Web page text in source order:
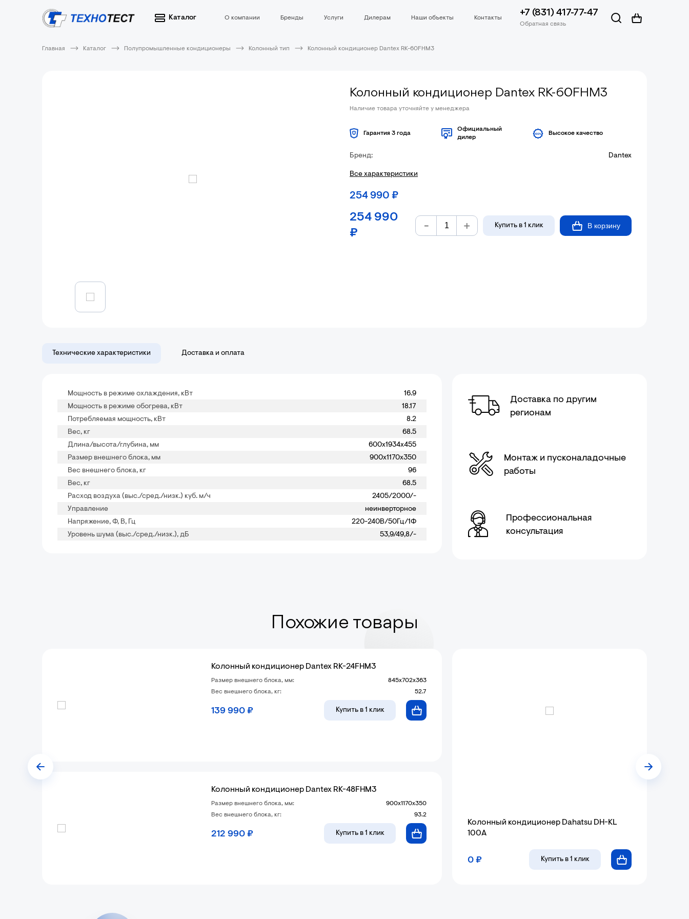
Каталог О компании Бренды Услуги Дилерам Наши объекты Контакты +7 (831) 417-77-47
Обратная связь
Главная Каталог Полупромышленные кондиционеры Колонный тип Колонный кондиционер Dantex RK-60FHM3
Колонный кондиционер Dantex RK-60FHM3
Наличие товара уточняйте у менеджера
Гарантия 3 года
Официальный
дилер
Высокое качество
Бренд: Dantex
Все характеристики
254 990 ₽
254 990
₽
Купить в 1 клик В корзину
Технические характеристики Доставка и оплата
Мощность в режиме охлаждения, кВт
16.9
Мощность в режиме обогрева, кВт
18.17
Потребляемая мощность, кВт
8.2
Вес, кг
68.5
Длина/высота/глубина, мм
600x1934x455
Размер внешнего блока, мм
900x1170x350
Вес внешнего блока, кг
96
Вес, кг
68.5
Расход воздуха (выс./сред./низк.) куб. м/ч
2405/2000/-
Управление
неинверторное
Напряжение, Ф, В, Гц
220-240В/50Гц/1Ф
Уровень шума (выс./сред./низк.), дБ
53,9/49,8/-
Доставка по другим
регионам
Монтаж и пусконаладочные
работы
Профессиональная
консультация
Похожие товары
Колонный кондиционер Dantex RK-24FHM3
Размер внешнего блока, мм:
845x702x363
Вес внешнего блока, кг:
52.7
139 990 ₽ Купить в 1 клик
Колонный кондиционер Dantex RK-48FHM3
Размер внешнего блока, мм:
900x1170x350
Вес внешнего блока, кг:
93.2
212 990 ₽ Купить в 1 клик
Колонный кондиционер Dahatsu DH-KL
100A
0 ₽ Купить в 1 клик